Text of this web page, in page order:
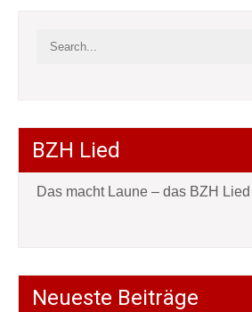
BZH Lied
Das macht Laune – das BZH
Neueste Beiträge